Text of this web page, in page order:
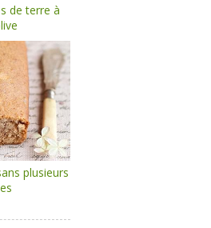
de terre à
plusieurs